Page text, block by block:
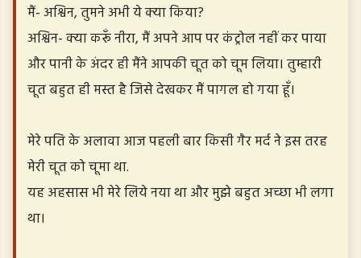
मैं- अश्विन, तुमने अभी ये क्या किया?
अश्विन- क्या करूँ नीरा, मैं अपने आप पर कंट्रोल नहीं कर पाया
और पानी के अंदर ही मैंने आपकी चूत को चूम लिया। तुम्हारी
चूत बहुत ही मस्त है जिसे देखकर मैं पागल हो गया हूँ।
मेरे पति के अलावा आज पहली बार किसी गैर मर्द ने इस तरह
मेरी चूत को चूमा था.
यह अहसास भी मेरे लिये नया था और मुझे बहुत अच्छा भी लगा
था।